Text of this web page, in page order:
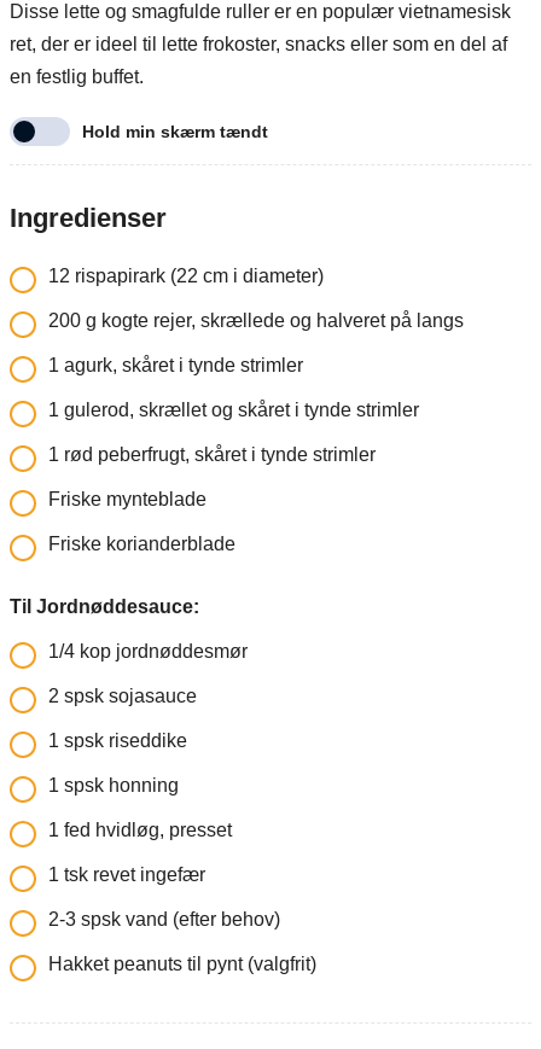
Disse lette og smagfulde ruller er en populær vietnamesisk
ret, der er ideel til lette frokoster, snacks eller som en del af
en festlig buffet.
Hold min skærm tændt
Ingredienser
12 rispapirark (22 cm i diameter)
200 g kogte rejer, skrællede og halveret på langs
1 agurk, skåret i tynde strimler
1 gulerod, skrællet og skåret i tynde strimler
1 rød peberfrugt, skåret i tynde strimler
Friske mynteblade
Friske korianderblade
Til Jordnøddesauce:
1/4 kop jordnøddesmør
2 spsk sojasauce
1 spsk riseddike
1 spsk honning
1 fed hvidløg, presset
1 tsk revet ingefær
2-3 spsk vand (efter behov)
Hakket peanuts til pynt (valgfrit)